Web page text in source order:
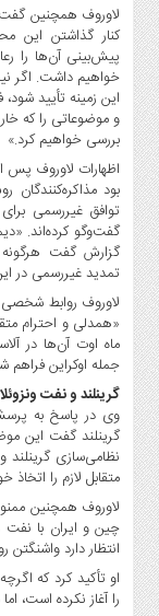
لاوروف همچنین
کنار گذاشتن این
پیش‌بینی آن‌ها را
خواهیم داشت. اگر
این زمینه تأیید
و موضوعاتی را که
بررسی خواهیم کرد.»
اظهارات لاوروف
بود
گفت‌وگو کرده‌اند.
گزارش گفت هرگونه
تمدید غیررسمی در
لاوروف روابط
«همدلی و احترام
ماه اوت آن‌ها در
جمله اوکراین
گرینلند و نفت ونزوئلا
وی در پاسخ به
گرینلند گفت این
نظامی‌سازی گرینلند
متقابل لازم را اتخاذ
لاوروف همچنین
چین و ایران با
انتظار دارد واشنگتن
او تأکید کرد که
را آغاز نکرده است،